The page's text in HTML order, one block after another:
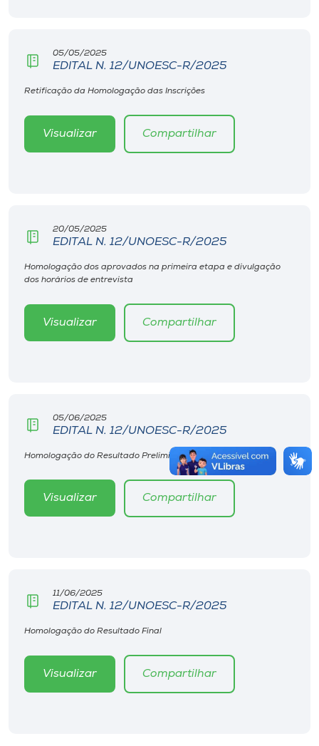
05/05/2025
EDITAL N. 12/UNOESC-R/2025
Retificação da Homologação das Inscrições
Visualizar Compartilhar
20/05/2025
EDITAL N. 12/UNOESC-R/2025
Homologação dos aprovados na primeira etapa e divulgação
dos horários de entrevista
Visualizar Compartilhar
05/06/2025
EDITAL N. 12/UNOESC-R/2025
Homologação do Resultado Preliminar
Visualizar Compartilhar
11/06/2025
EDITAL N. 12/UNOESC-R/2025
Homologação do Resultado Final
Visualizar Compartilhar